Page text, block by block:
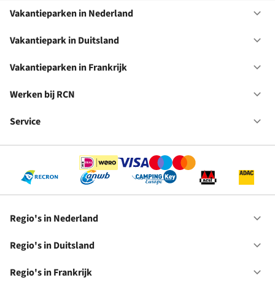
Vakantieparken in Nederland
Vakantiepark in Duitsland
Vakantieparken in Frankrijk
Werken bij RCN
Service
Regio's in Nederland
Regio's in Duitsland
Regio's in Frankrijk